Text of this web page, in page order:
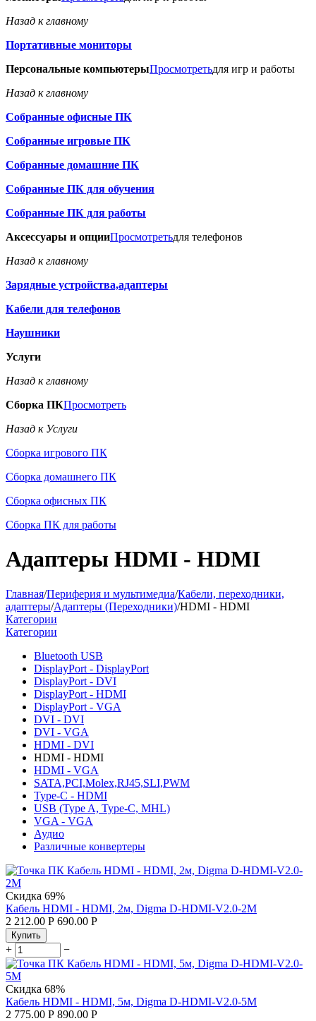
Назад к главному
Портативные мониторы
Персональные компьютерыПросмотретьдля игр и работы
Назад к главному
Собранные офисные ПК
Собранные игровые ПК
Собранные домашние ПК
Собранные ПК для обучения
Собранные ПК для работы
Аксессуары и опцииПросмотретьдля телефонов
Назад к главному
Зарядные устройства,адаптеры
Кабели для телефонов
Наушники
Услуги
Назад к главному
Сборка ПКПросмотреть
Назад к Услуги
Сборка игрового ПК
Сборка домашнего ПК
Сборка офисных ПК
Сборка ПК для работы
Адаптеры HDMI - HDMI
Главная/Периферия и мультимедиа/Кабели, переходники,
адаптеры/Адаптеры (Переходники)/HDMI - HDMI
Категории
Категории
Bluetooth USB
DisplayPort - DisplayPort
DisplayPort - DVI
DisplayPort - HDMI
DisplayPort - VGA
DVI - DVI
DVI - VGA
HDMI - DVI
HDMI - HDMI
HDMI - VGA
SATA,PCI,Molex,RJ45,SLI,PWM
Type-C - HDMI
USB (Type A, Type-C, MHL)
VGA - VGA
Аудио
Различные конвертеры
Скидка 69%
Кабель HDMI - HDMI, 2м, Digma D-HDMI-V2.0-2M
2 212.00 Р 690.00 Р
Купить
+ −
Скидка 68%
Кабель HDMI - HDMI, 5м, Digma D-HDMI-V2.0-5M
2 775.00 Р 890.00 Р